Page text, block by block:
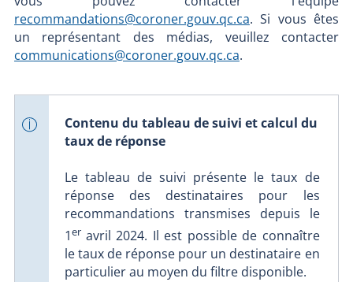
recommandations@coroner.gouv.qc.ca. Si vous êtes
un représentant des médias, veuillez contacter
communications@coroner.gouv.qc.ca.
Contenu du tableau de suivi et calcul du
taux de réponse
Le tableau de suivi présente le taux de
réponse des destinataires pour les
recommandations transmises depuis le
1eravril 2024. Il est possible de connaître
le taux de réponse pour un destinataire en
particulier au moyen du filtre disponible.